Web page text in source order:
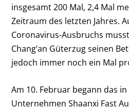
insgesamt 200 Mal, 2,4 Mal
Zeitraum des letzten Jahres.
Coronavirus-Ausbruchs
Chang’an Güterzug seinen
jedoch immer noch ein Mal
Am 10. Februar begann das in
Unternehmen Shaanxi Fast